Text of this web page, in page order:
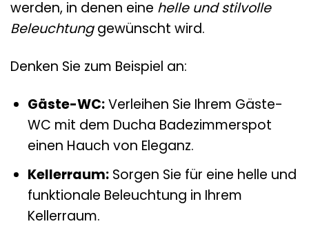
werden, in denen eine helle und stilvolle
Beleuchtunggewünscht wird.
Denken Sie zum Beispiel an:
Gäste-WC:Verleihen Sie Ihrem Gäste-
WC mit dem Ducha Badezimmerspot
einen Hauch von Eleganz.
Kellerraum:Sorgen Sie für eine helle und
funktionale Beleuchtung in Ihrem
Kellerraum.